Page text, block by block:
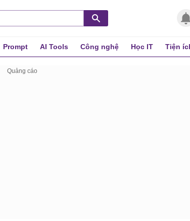
Prompt AI Tools Công nghệ Học IT Tiện